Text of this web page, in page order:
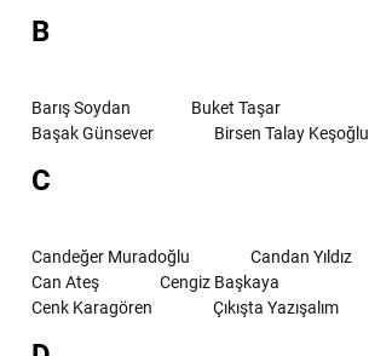
B
Barış Soydan
Buket Taşar
Başak Günsever
Birsen Talay Keşoğlu
C
Candeğer Muradoğlu
Candan Yıldız
Can Ateş
Cengiz Başkaya
Cenk Karagören
Çıkışta Yazışalım